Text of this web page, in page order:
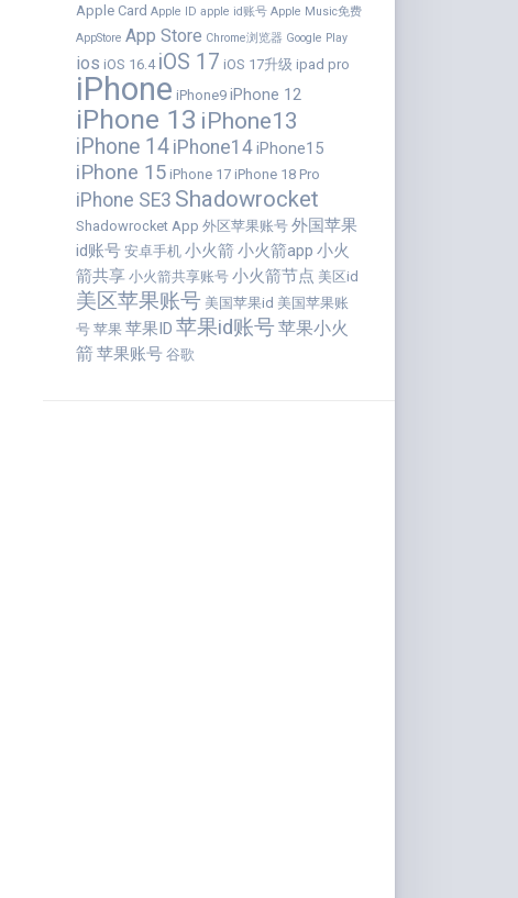
Apple Card Apple ID apple id账号 Apple Music免费
AppStore App Store Chrome浏览器 Google Play
ios iOS 16.4 iOS 17 iOS 17升级 ipad pro
iPhone iPhone9 iPhone 12
iPhone 13 iPhone13
iPhone 14 iPhone14iPhone15
iPhone 15 iPhone 17 iPhone 18 Pro
iPhone SE3 Shadowrocket
Shadowrocket App 外区苹果账号 外国苹果
id账号 安卓手机 小火箭 小火箭app 小火
箭共享 小火箭共享账号 小火箭节点 美区id
美区苹果账号 美国苹果id 美国苹果账
号 苹果 苹果ID 苹果id账号苹果小火
箭苹果账号 谷歌